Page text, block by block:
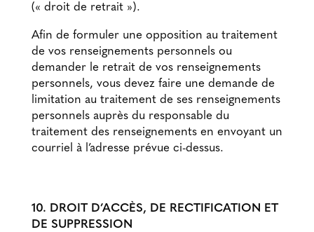
(« droit de retrait »).
Afin de formuler une opposition au traitement
de vos renseignements personnels ou
demander le retrait de vos renseignements
personnels, vous devez faire une demande de
limitation au traitement de ses renseignements
personnels auprès du responsable du
traitement des renseignements en envoyant un
courriel à l’adresse prévue ci-dessus.
10. DROIT D’ACCÈS, DE RECTIFICATION ET
DE SUPPRESSION